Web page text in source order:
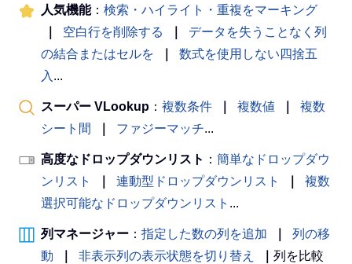
人気機能： 検索・ハイライト・重複をマーキング
空白行を削除する
データを失うことなく列
の結合またはセルを
数式を使用しない四捨五
入...
スーパー VLookup ： 複数条件 複数値
複数
シート間
ファジーマッチ...
高度なドロップダウンリスト ： 簡単なドロップダウ
ンリスト
連動型ドロップダウンリスト
複数
選択可能なドロップダウンリスト ...
列マネージャー ： 指定した数の列を追加
列の移
動
非表示列の表示状態を切り替え
列を比較